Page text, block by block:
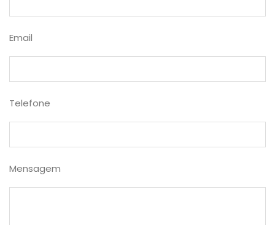
Email
Telefone
Mensagem